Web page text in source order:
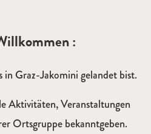
:
in Graz-Jakomini gelandet bist.
Aktivitäten, Veranstaltungen
Ortsgruppe bekanntgeben.